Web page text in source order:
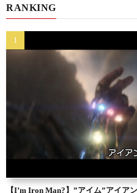
RANKING
【I’m Iron Man?】”アイム”アイア